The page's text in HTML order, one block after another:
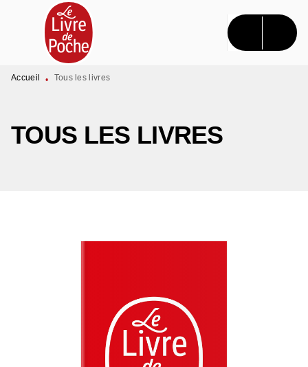
MENU RECHERCHE CONTENU
PIED DE PAGE
Accueil • Tous les livres
TOUS LES LIVRES